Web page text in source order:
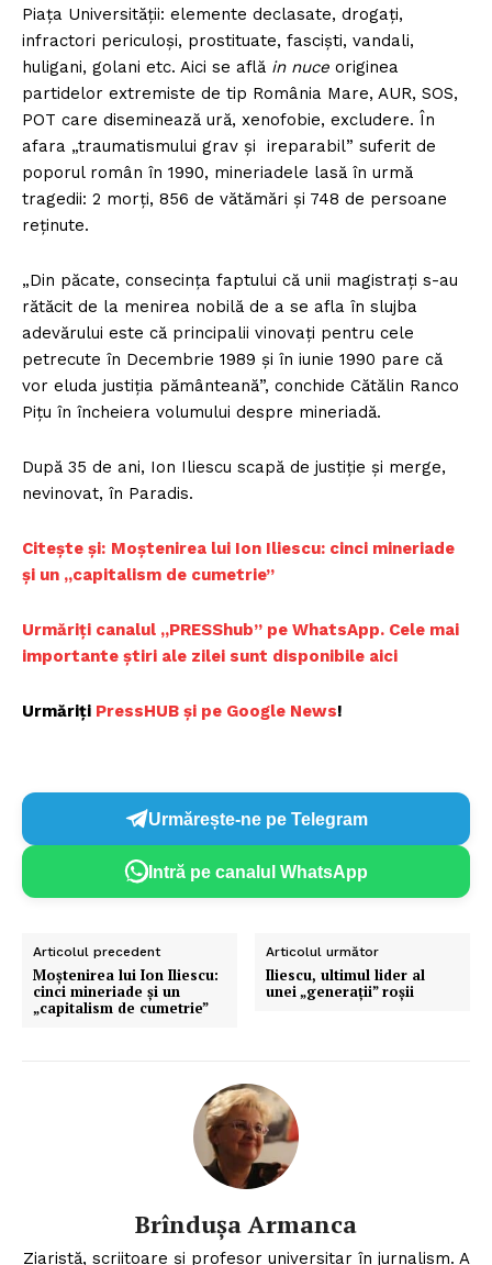
Piața Universității: elemente declasate, drogați,
infractori periculoși, prostituate, fasciști, vandali,
huligani, golani etc. Aici se află in nuce originea
partidelor extremiste de tip România Mare, AUR, SOS,
POT care diseminează ură, xenofobie, excludere. În
afara „traumatismului grav și ireparabil” suferit de
poporul român în 1990, mineriadele lasă în urmă
tragedii: 2 morți, 856 de vătămări și 748 de persoane
reținute.
„Din păcate, consecința faptului că unii magistrați s-au
rătăcit de la menirea nobilă de a se afla în slujba
adevărului este că principalii vinovați pentru cele
petrecute în Decembrie 1989 și în iunie 1990 pare că
vor eluda justiția pământeană”, conchide Cătălin Ranco
Pițu în încheiera volumului despre mineriadă.
După 35 de ani, Ion Iliescu scapă de justiție și merge,
nevinovat, în Paradis.
Citește și: Moștenirea lui Ion Iliescu: cinci mineriade
și un „capitalism de cumetrie”
Urmăriți canalul „PRESShub” pe WhatsApp. Cele mai
importante știri ale zilei sunt disponibile aici
Urmăriți PressHUB și pe Google News!
Urmărește-ne pe Telegram
Intră pe canalul WhatsApp
Articolul precedent
Moștenirea lui Ion Iliescu:
cinci mineriade și un
„capitalism de cumetrie”
Articolul următor
Iliescu, ultimul lider al
unei „generații” roșii
Brîndușa Armanca
Ziaristă, scriitoare şi profesor universitar în jurnalism. A